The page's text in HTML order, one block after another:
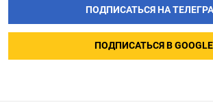
ПОДПИСАТЬСЯ НА
ПОДПИСАТЬСЯ В GOOGLE